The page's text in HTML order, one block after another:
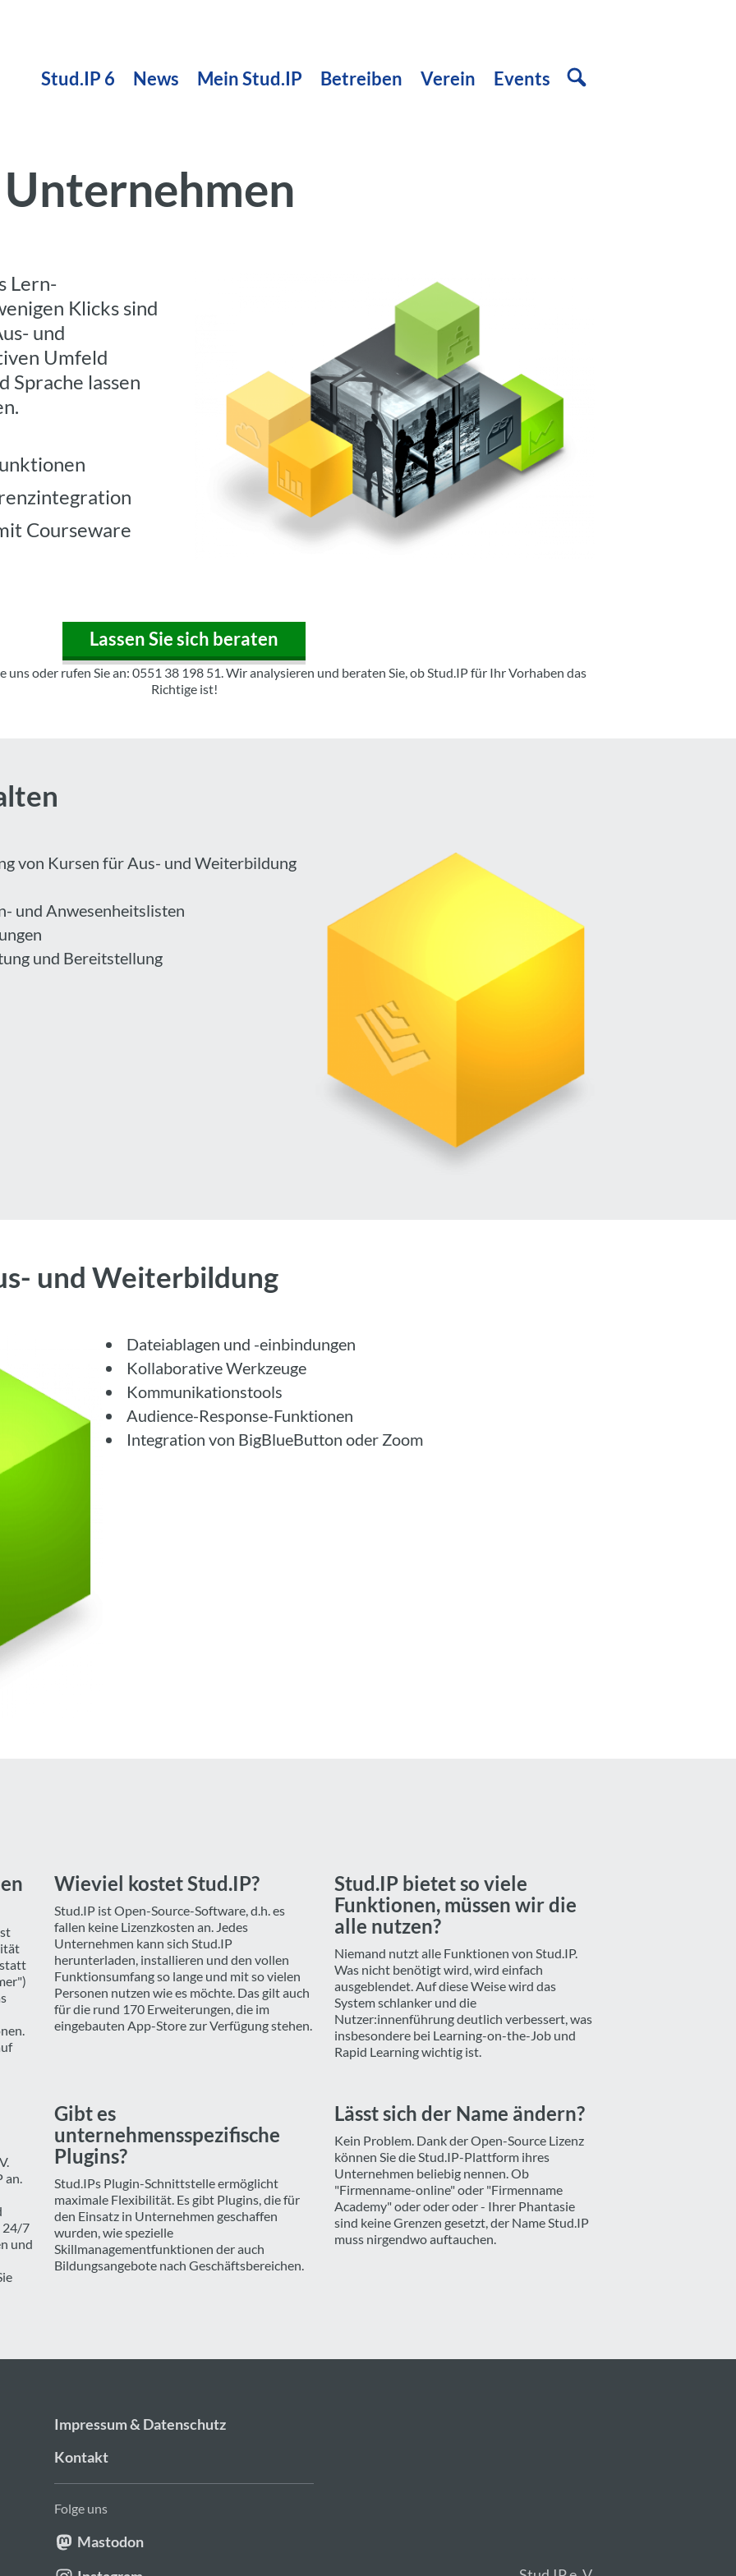
Stud.IP 6 News Mein Stud.IP Betreiben Verein Events
Lern-
Klicks sind
und
Umfeld
Sprache lassen
Courseware
Lassen Sie sich beraten
uns oder rufen Sie an: 0551 38 198 51. Wir analysieren und beraten Sie, ob Stud.IP für Ihr Vorhaben das
Richtige ist!
von Kursen für Aus- und Weiterbildung
und Anwesenheitslisten
und Bereitstellung
und Weiterbildung
Dateiablagen und -einbindungen
Kollaborative Werkzeuge
Kommunikationstools
Audience-Response-Funktionen
Integration von BigBlueButton oder Zoom
Wieviel kostet Stud.IP?
Stud.IP ist Open-Source-Software, d.h. es
fallen keine Lizenzkosten an. Jedes
Unternehmen kann sich Stud.IP
herunterladen, installieren und den vollen
Funktionsumfang so lange und mit so vielen
Personen nutzen wie es möchte. Das gilt auch
für die rund 170 Erweiterungen, die im
eingebauten App-Store zur Verfügung stehen.
Stud.IP bietet so viele
Funktionen, müssen wir die
alle nutzen?
Niemand nutzt alle Funktionen von Stud.IP.
Was nicht benötigt wird, wird einfach
ausgeblendet. Auf diese Weise wird das
System schlanker und die
Nutzer:innenführung deutlich verbessert, was
insbesondere bei Learning-on-the-Job und
Rapid Learning wichtig ist.
24/7
und
Gibt es
unternehmensspezifische
Plugins?
Stud.IPs Plugin-Schnittstelle ermöglicht
maximale Flexibilität. Es gibt Plugins, die für
den Einsatz in Unternehmen geschaffen
wurden, wie spezielle
Skillmanagementfunktionen der auch
Bildungsangebote nach Geschäftsbereichen.
Lässt sich der Name ändern?
Kein Problem. Dank der Open-Source Lizenz
können Sie die Stud.IP-Plattform ihres
Unternehmen beliebig nennen. Ob
"Firmenname-online" oder "Firmenname
Academy" oder oder oder - Ihrer Phantasie
sind keine Grenzen gesetzt, der Name Stud.IP
muss nirgendwo auftauchen.
Impressum & Datenschutz
Kontakt
Folge uns
Mastodon